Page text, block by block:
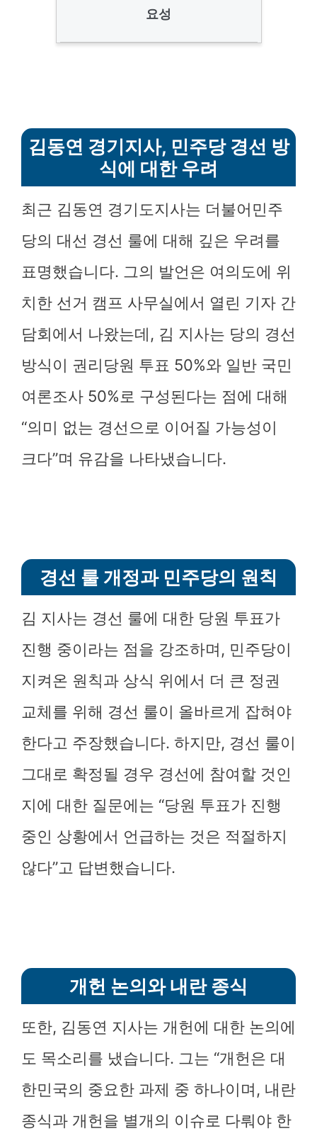
요성
김동연 경기지사, 민주당 경선 방
식에 대한 우려
최근 김동연 경기도지사는 더불어민주
당의 대선 경선 룰에 대해 깊은 우려를
표명했습니다. 그의 발언은 여의도에 위
치한 선거 캠프 사무실에서 열린 기자 간
담회에서 나왔는데, 김 지사는 당의 경선
방식이 권리당원 투표 50%와 일반 국민
여론조사 50%로 구성된다는 점에 대해
“의미 없는 경선으로 이어질 가능성이
크다”며 유감을 나타냈습니다.
경선 룰 개정과 민주당의 원칙
김 지사는 경선 룰에 대한 당원 투표가
진행 중이라는 점을 강조하며, 민주당이
지켜온 원칙과 상식 위에서 더 큰 정권
교체를 위해 경선 룰이 올바르게 잡혀야
한다고 주장했습니다. 하지만, 경선 룰이
그대로 확정될 경우 경선에 참여할 것인
지에 대한 질문에는 “당원 투표가 진행
중인 상황에서 언급하는 것은 적절하지
않다”고 답변했습니다.
개헌 논의와 내란 종식
또한, 김동연 지사는 개헌에 대한 논의에
도 목소리를 냈습니다. 그는 “개헌은 대
한민국의 중요한 과제 중 하나이며, 내란
종식과 개헌을 별개의 이슈로 다뤄야 한